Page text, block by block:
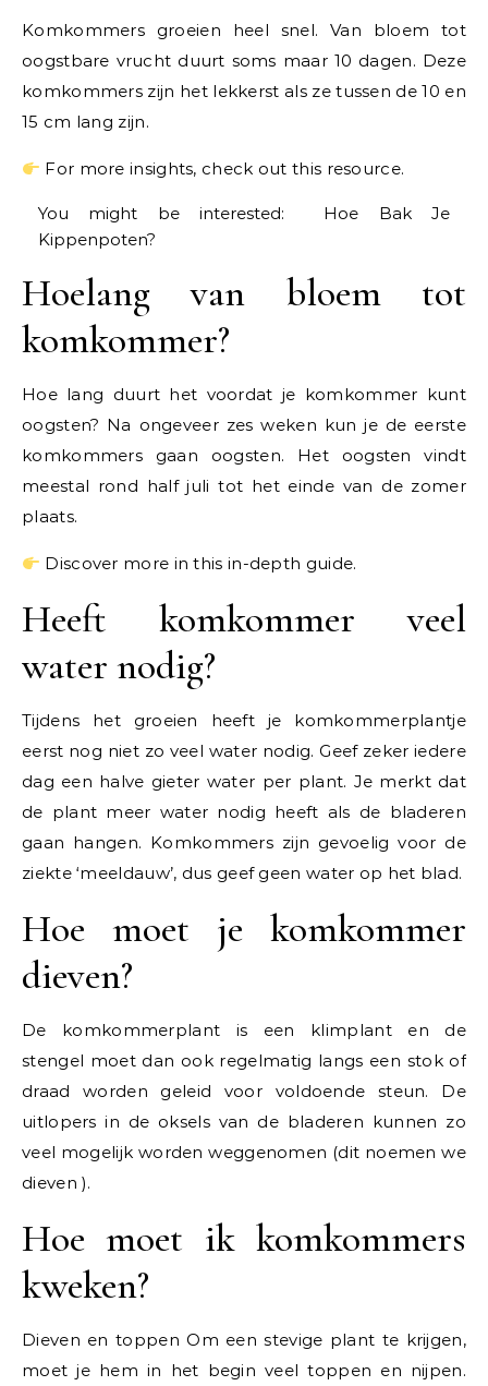
Komkommers groeien heel snel. Van bloem tot
oogstbare vrucht duurt soms maar 10 dagen. Deze
komkommers zijn het lekkerst als ze tussen de 10 en
15 cm lang zijn.
For more insights, check out this resource.
You might be interested:
Hoe Bak Je
Kippenpoten?
Hoelang van bloem tot
komkommer?
Hoe lang duurt het voordat je komkommer kunt
oogsten? Na ongeveer zes weken kun je de eerste
komkommers gaan oogsten. Het oogsten vindt
meestal rond half juli tot het einde van de zomer
plaats.
Discover more in this in-depth guide.
Heeft komkommer veel
water nodig?
Tijdens het groeien heeft je komkommerplantje
eerst nog niet zo veel water nodig. Geef zeker iedere
dag een halve gieter water per plant. Je merkt dat
de plant meer water nodig heeft als de bladeren
gaan hangen. Komkommers zijn gevoelig voor de
ziekte ‘meeldauw’, dus geef geen water op het blad.
Hoe moet je komkommer
dieven?
De komkommerplant is een klimplant en de
stengel moet dan ook regelmatig langs een stok of
draad worden geleid voor voldoende steun. De
uitlopers in de oksels van de bladeren kunnen zo
veel mogelijk worden weggenomen (dit noemen we
dieven ).
Hoe moet ik komkommers
kweken?
Dieven en toppen Om een stevige plant te krijgen,
moet je hem in het begin veel toppen en nijpen.